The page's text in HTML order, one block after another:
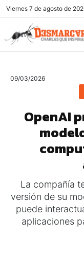
Viernes 7 de agosto de
09/03/2026
OpenAI
La compañía
versión de su
puede
aplicaciones